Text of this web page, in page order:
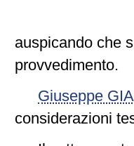
auspicando che
provvedimento.
Giuseppe
considerazioni